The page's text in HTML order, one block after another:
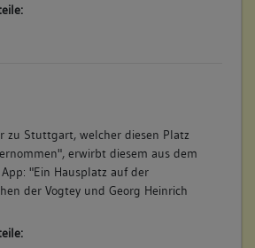
zu Stuttgart, welcher diesen Platz
erwirbt diesem aus dem
"Ein Hausplatz auf der
der Vogtey und Georg Heinrich